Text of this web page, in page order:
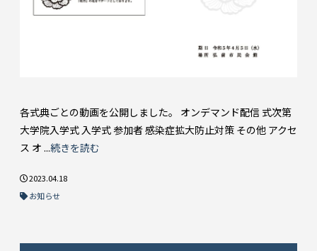
各式典ごとの動画を公開しました。 オンデマンド配信 式次第
大学院入学式 入学式 参加者 感染症拡大防止対策 その他 アクセ
ス オ ...続きを読む
2023.04.18
お知らせ